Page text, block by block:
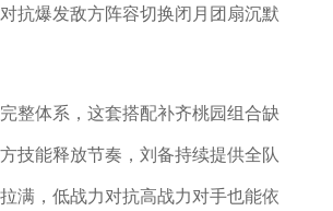
抗爆发敌方阵容切换闭月团扇沉默
整体系，这套搭配补齐桃园组合缺
技能释放节奏，刘备持续提供全队
满，低战力对抗高战力对手也能依